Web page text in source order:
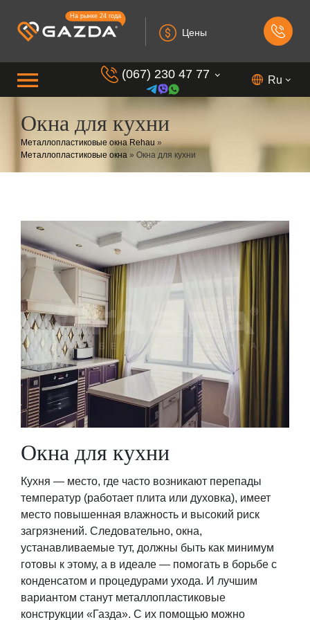
На рынке 24 года
Цены
(067) 230 47 77
(099) 230 73 37
(050) 230 7 337
(073) 230 7 337
Ru
Окна для кухни
Металлопластиковые окна Rehau »
Металлопластиковые окна » Окна для кухни
Окна для кухни
Кухня — место, где часто возникают перепады
температур (работает плита или духовка), имеет
место повышенная влажность и высокий риск
загрязнений. Следовательно, окна,
устанавливаемые тут, должны быть как минимум
готовы к этому, а в идеале — помогать в борьбе с
конденсатом и процедурами ухода. И лучшим
вариантом станут металлопластиковые
конструкции «Газда». С их помощью можно